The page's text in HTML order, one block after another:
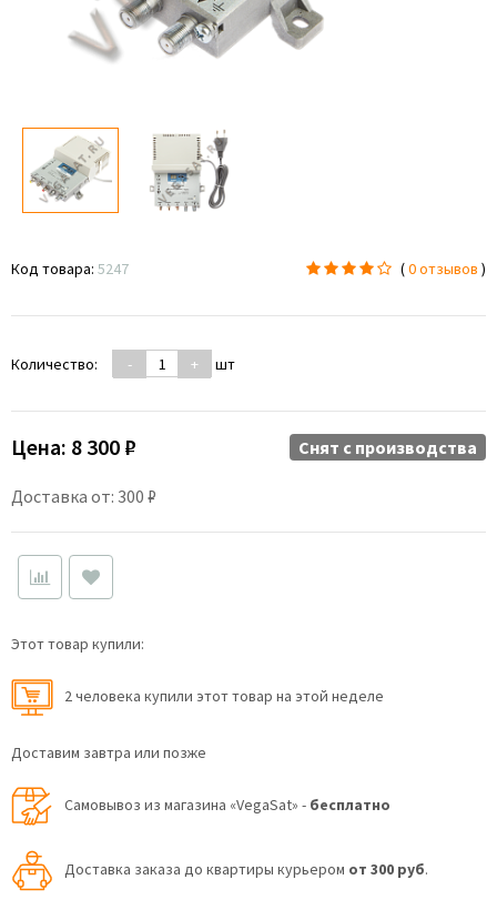
Код товара: 5247 (0 отзывов )
Количество: - + шт
Цена: 8 300 ₽
Доставка от: 300 ₽
Снят c производства
Этот товар купили:
2 человекa купили этот товар на этой неделе
Доставим завтра или позже
Самовывоз из магазина «VegaSat» - бесплатно
Доставка заказа до квартиры курьером от 300 руб.